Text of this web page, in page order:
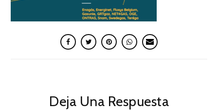
Deja Una Respuesta